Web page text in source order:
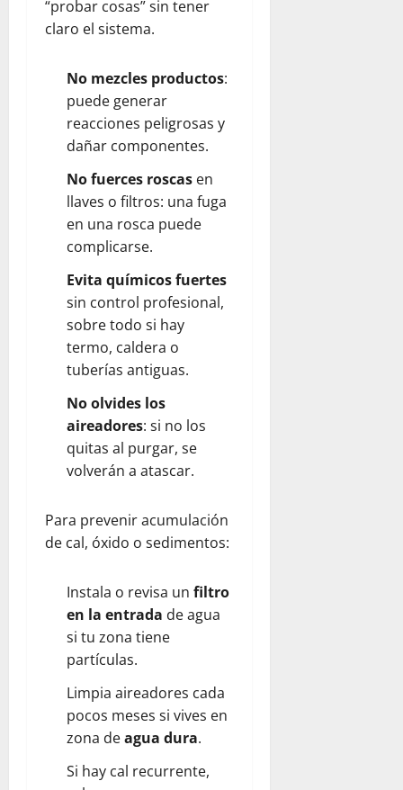
“probar cosas” sin tener
claro el sistema.
No mezcles productos:
puede generar
reacciones peligrosas y
dañar componentes.
No fuerces roscas en
llaves o filtros: una fuga
en una rosca puede
complicarse.
Evita químicos fuertes
sin control profesional,
sobre todo si hay
termo, caldera o
tuberías antiguas.
No olvides los
aireadores: si no los
quitas al purgar, se
volverán a atascar.
Para prevenir acumulación
de cal, óxido o sedimentos:
Instala o revisa un filtro
en la entrada de agua
si tu zona tiene
partículas.
Limpia aireadores cada
pocos meses si vives en
zona deagua dura.
Si hay cal recurrente,